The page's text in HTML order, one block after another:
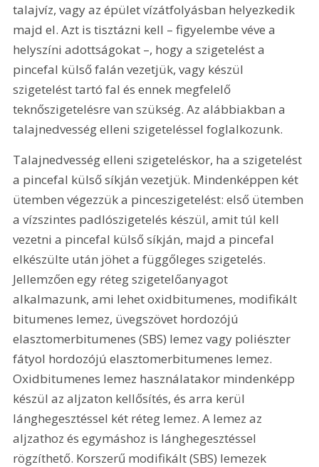
talajvíz, vagy az épület vízátfolyásban helyezkedik
majd el. Azt is tisztázni kell – figyelembe véve a
helyszíni adottságokat –, hogy a szigetelést a
pincefal külső falán vezetjük, vagy készül
szigetelést tartó fal és ennek megfelelő
teknőszigetelésre van szükség. Az alábbiakban a
talajnedvesség elleni szigeteléssel foglalkozunk.
Talajnedvesség elleni szigeteléskor, ha a szigetelést
a pincefal külső síkján vezetjük. Mindenképpen két
ütemben végezzük a pinceszigetelést: első ütemben
a vízszintes padlószigetelés készül, amit túl kell
vezetni a pincefal külső síkján, majd a pincefal
elkészülte után jöhet a függőleges szigetelés.
Jellemzően egy réteg szigetelőanyagot
alkalmazunk, ami lehet oxidbitumenes, modifikált
bitumenes lemez, üvegszövet hordozójú
elasztomerbitumenes (SBS) lemez vagy poliészter
fátyol hordozójú elasztomerbitumenes lemez.
Oxidbitumenes lemez használatakor mindenképp
készül az aljzaton kellősítés, és arra kerül
lánghegesztéssel két réteg lemez. A lemez az
aljzathoz és egymáshoz is lánghegesztéssel
rögzíthető. Korszerű modifikált (SBS) lemezek